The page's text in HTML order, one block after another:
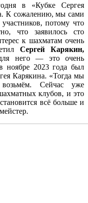
в «Кубке Сергея
К сожалению, мы сами
потому что
что заявилось сто
к шахматам очень
Сергей Карякин,
него — это очень
ноябре 2023 года был
Карякина. «Тогда мы
Сейчас уже
клубов, и это
всё больше и